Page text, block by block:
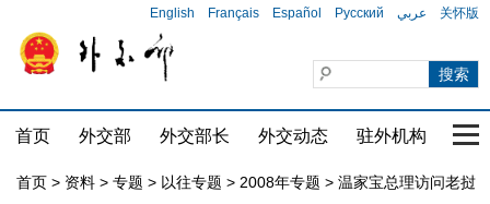
English Français Español Русский عربي 关怀版
首页 外交部 外交部长 外交动态 驻外机构 国
首页 > 资料 > 专题 > 以往专题 > 2008年专题 > 温家宝总理访问老挝